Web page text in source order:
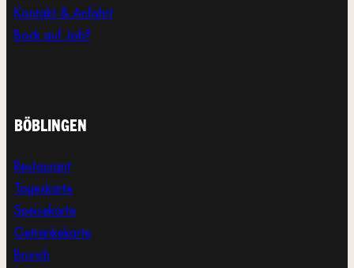
Kontakt & Anfahrt
Bock auf Job?
BÖBLINGEN
Restaurant
Tageskarte
Speisekarte
Getränkekarte
Brunch